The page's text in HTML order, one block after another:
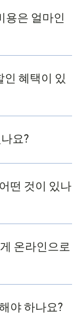
용은 얼마인
인 혜택이 있
요?
떤 것이 있나
온라인으로
야 하나요?